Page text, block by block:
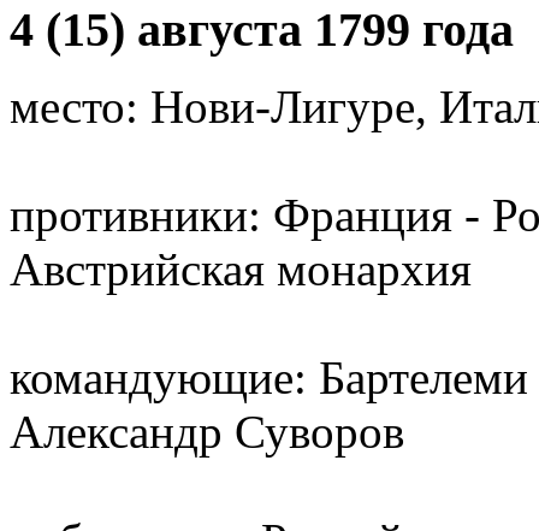
4 (15) августа 1799 года
место: Нови-Лигуре,
противники: Франция -
Австрийская монархия
командующие:
Александр Суворов